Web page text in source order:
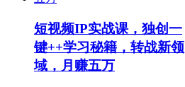
短视频IP实战课，独创一
键++学习秘籍，转战新领
域，月赚五万